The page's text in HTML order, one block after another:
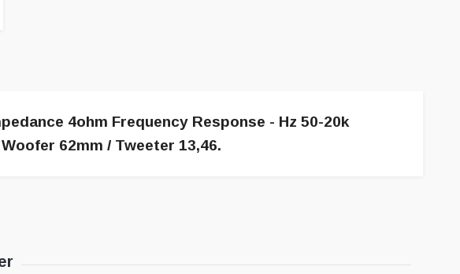
4ohm Frequency Response - Hz 50-20k
62mm / Tweeter 13,46.